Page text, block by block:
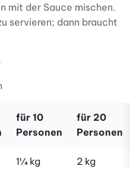
mit der Sauce mischen.
servieren; dann braucht
für 10
Personen
für 20
Personen
1¼ kg 2 kg